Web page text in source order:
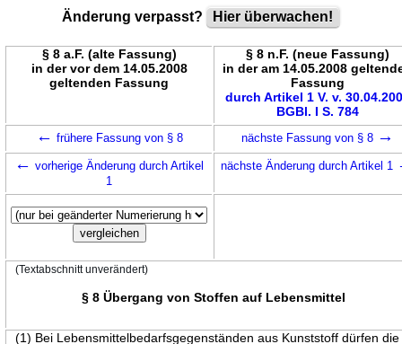
Änderung verpasst? Hier überwachen!
§ 8 a.F. (alte Fassung)
in der vor dem 14.05.2008
geltenden Fassung
§ 8 n.F. (neue Fassung)
in der am 14.05.2008
Fassung
durch Artikel 1 V. v.
BGBl. I S. 784
← frühere Fassung von § 8 nächste Fassung von § 8 →
← vorherige Änderung durch Artikel
1
nächste Änderung durch Artikel 1
(Textabschnitt unverändert)
§ 8 Übergang von Stoffen auf Lebensmittel
(1) Bei Lebensmittelbedarfsgegenständen aus Kunststoff dürfen die